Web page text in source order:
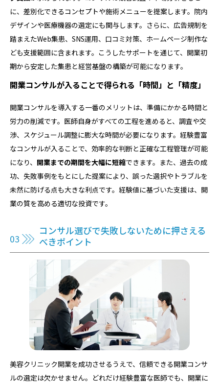
に、差別化できるコンセプトや施術メニューを提案します。院内
デザインや医療機器の選定にも関与します。さらに、広告規制を
踏まえたWeb集患、SNS運用、口コミ対策、ホームページ制作な
ども支援範囲に含まれます。こうしたサポートを通じて、開業初
期から安定した集患と経営基盤の構築が可能になります。
開業コンサルが入ることで得られる「時間」と「精度」
開業コンサルを導入する一番のメリットは、準備にかかる時間と
労力の削減です。医師自身がすべての工程を進めると、調査や交
渉、スケジュール調整に膨大な時間が必要になります。経験豊富
なコンサルが入ることで、効率的な判断と正確な工程管理が可能
になり、 開業までの期間を大幅に短縮できます。また、過去の成
功、失敗事例をもとにした提案により、誤った選択やトラブルを
未然に防げる点も大きな利点です。経験値に基づいた支援は、開
業の質を高める適切な投資です。
コンサル選びで失敗しないために押さえる
べきポイント
美容クリニック開業を成功させるうえで、信頼できる開業コンサ
ルの選定は欠かせません。どれだけ経験豊富な医師でも、開業に